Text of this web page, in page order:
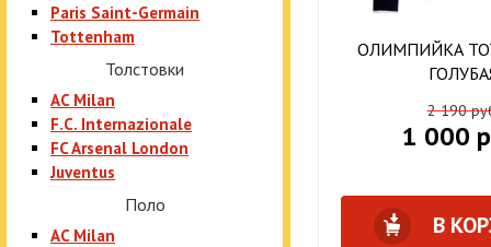
Paris Saint-Germain
Tottenham
Толстовки
AC Milan
F.C. Internazionale
FC Arsenal London
Juventus
Поло
AC Milan
ОЛИМПИЙКА
2 190
1 000
В